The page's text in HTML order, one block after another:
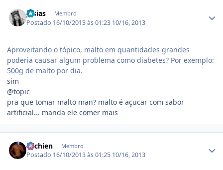
josias Membro
Postado 16/10/2013 às 01:23 10/16, 2013
Aproveitando o tópico, malto em quantidades grandes
poderia causar algum problema como diabetes? Por exemplo:
500g de malto por dia.
sim
@topic
pra que tomar malto man? malto é açucar com sabor
artificial... manda ele comer mais
ritchien Membro
Postado 16/10/2013 às 01:25 10/16, 2013